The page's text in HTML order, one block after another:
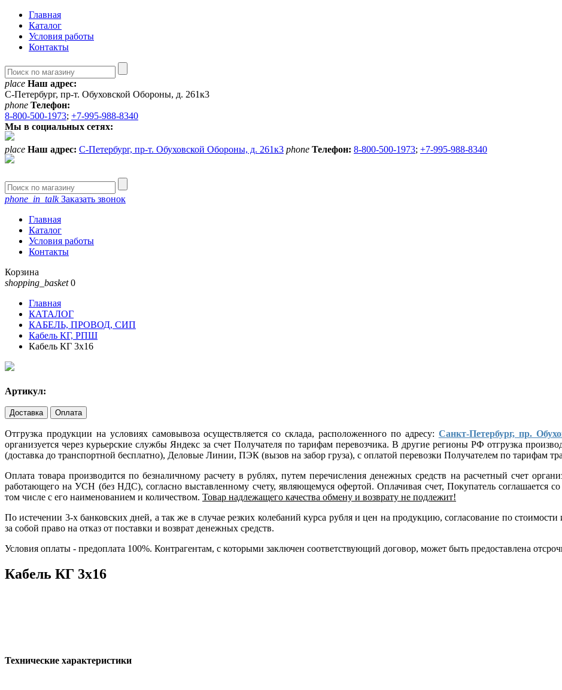
Главная
Каталог
Условия работы
Контакты
place Наш адрес:
С-Петербург, пр-т. Обуховской Обороны, д. 261к3
phone Телефон:
8-800-500-1973; +7-995-988-8340
Мы в социальных сетях:
place Наш адрес: С-Петербург, пр-т. Обуховской Обороны, д. 261к3 phone Телефон: 8-800-500-1973; +7-995-988-8340
phone_in_talkЗаказать звонок
Главная
Каталог
Условия работы
Контакты
Корзина
shopping_basket 0
Главная
КАТАЛОГ
КАБЕЛЬ, ПРОВОД, СИП
Кабель КГ, РПШ
Кабель КГ 3х16
Артикул:
Доставка Оплата
Отгрузка продукции на условиях самовывоза осуществляется со склада, расположенного по адресу: Санкт-Петербург, пр.
организуется через курьерские службы Яндекс за счет Получателя по тарифам перевозчика. В другие регионы РФ отгрузка
(доставка до транспортной бесплатно), Деловые Линии, ПЭК (вызов на забор груза), с оплатой перевозки Получателем по тарифам
Оплата товара производится по безналичному расчету в рублях, путем перечисления денежных средств на расчетный счет
работающего на УСН (без НДС), согласно выставленному счету, являющемуся офертой. Оплачивая счет, Покупатель соглашается
том числе с его наименованием и количеством. Товар надлежащего качества обмену и возврату не подлежит!
По истечении 3-х банковских дней, а так же в случае резких колебаний курса рубля и цен на продукцию, согласование по
за собой право на отказ от поставки и возврат денежных средств.
Условия оплаты - предоплата 100%. Контрагентам, с которыми заключен соответствующий договор, может быть предоставлена
Кабель КГ 3х16
Технические характеристики